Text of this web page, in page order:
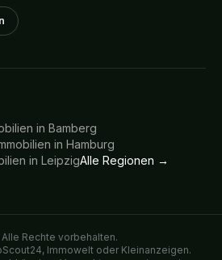
in Bamberg
in Hamburg
in LeipzigAlle Regionen →
Rechte vorbehalten.
Immowelt oder Kleinanzeigen.